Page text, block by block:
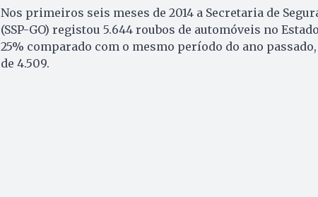
Nos primeiros seis meses de 2014 a Secretaria de
(SSP-GO) registou 5.644 roubos de automóveis no
25% comparado com o mesmo período do ano
de 4.509.